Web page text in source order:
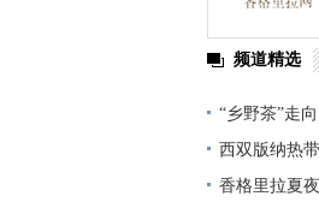
频道精选
“乡野茶”走
西双版纳热
香格里拉夏